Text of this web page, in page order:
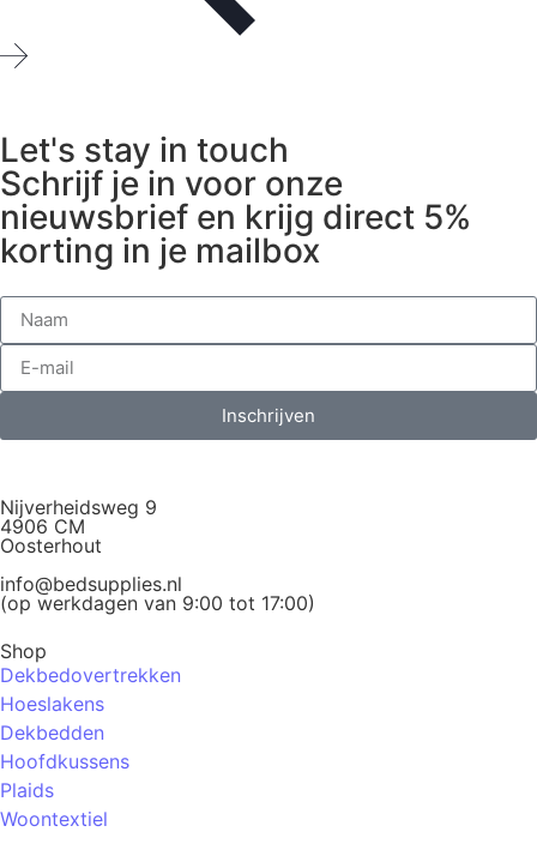
Let's stay in touch
Schrijf je in voor onze
nieuwsbrief en krijg direct 5%
korting in je mailbox
Inschrijven
Nijverheidsweg 9
4906 CM
Oosterhout
info@bedsupplies.nl
(op werkdagen van 9:00 tot 17:00)
Shop
Dekbedovertrekken
Hoeslakens
Dekbedden
Hoofdkussens
Plaids
Woontextiel